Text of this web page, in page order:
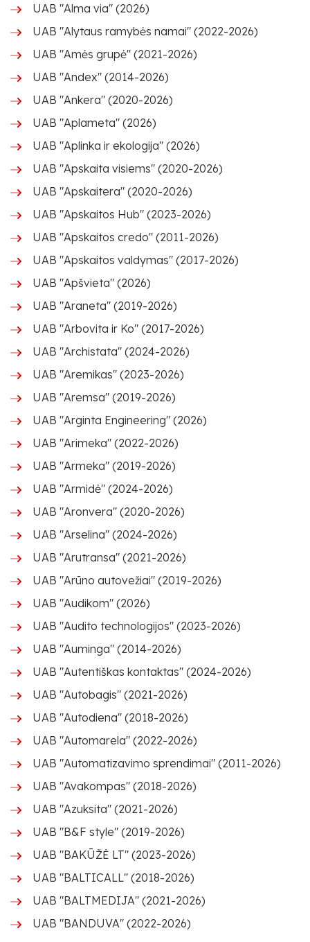
UAB "Alma via" (2026)
UAB "Alytaus ramybės namai" (2022-2026)
UAB "Amės grupė" (2021-2026)
UAB "Andex" (2014-2026)
UAB "Ankera" (2020-2026)
UAB "Aplameta" (2026)
UAB "Aplinka ir ekologija" (2026)
UAB "Apskaita visiems" (2020-2026)
UAB "Apskaitera" (2020-2026)
UAB "Apskaitos Hub" (2023-2026)
UAB "Apskaitos credo" (2011-2026)
UAB "Apskaitos valdymas" (2017-2026)
UAB "Apšvieta" (2026)
UAB "Araneta" (2019-2026)
UAB "Arbovita ir Ko" (2017-2026)
UAB "Archistata" (2024-2026)
UAB "Aremikas" (2023-2026)
UAB "Aremsa" (2019-2026)
UAB "Arginta Engineering" (2026)
UAB "Arimeka" (2022-2026)
UAB "Armeka" (2019-2026)
UAB "Armidė" (2024-2026)
UAB "Aronvera" (2020-2026)
UAB "Arselina" (2024-2026)
UAB "Arutransa" (2021-2026)
UAB "Arūno autovežiai" (2019-2026)
UAB "Audikom" (2026)
UAB "Audito technologijos" (2023-2026)
UAB "Auminga" (2014-2026)
UAB "Autentiškas kontaktas" (2024-2026)
UAB "Autobagis" (2021-2026)
UAB "Autodiena" (2018-2026)
UAB "Automarela" (2022-2026)
UAB "Automatizavimo sprendimai" (2011-2026)
UAB "Avakompas" (2018-2026)
UAB "Azuksita" (2021-2026)
UAB "B&F style" (2019-2026)
UAB "BAKŪŽĖ LT" (2023-2026)
UAB "BALTICALL" (2018-2026)
UAB "BALTMEDIJA" (2021-2026)
UAB "BANDUVA" (2022-2026)